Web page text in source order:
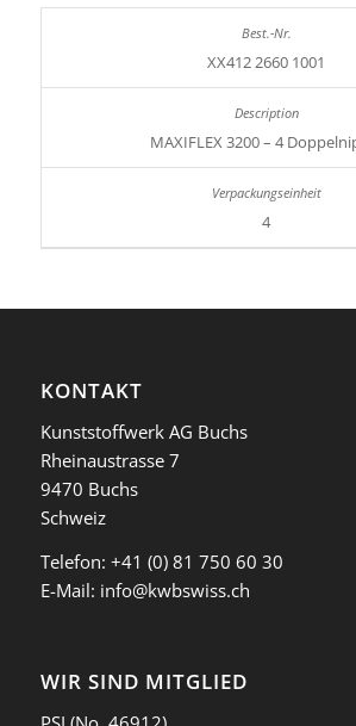
XX412 2660 1001
MAXIFLEX 3200 – 4
4
KONTAKT
Kunststoffwerk AG Buchs
Rheinaustrasse 7
9470 Buchs
Schweiz
Telefon: +41 (0) 81 750 60 30
E-Mail: info@kwbswiss.ch
WIR SIND MITGLIED